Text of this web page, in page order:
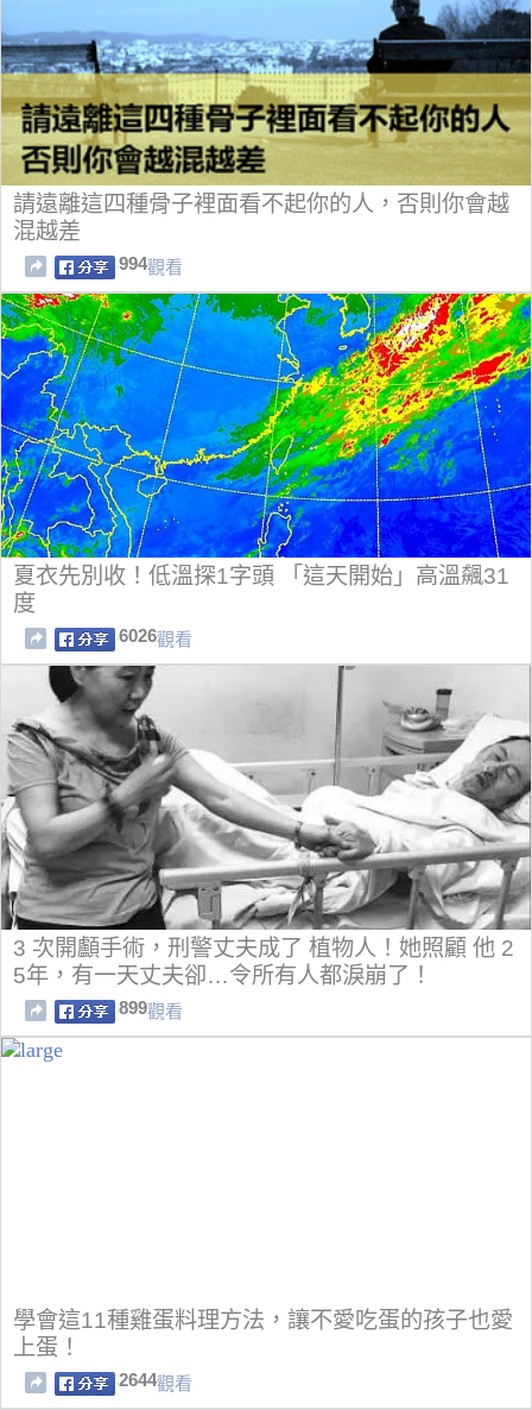
請遠離這四種骨子裡面看不起你的人，否則你會越
混越差
994觀看
夏衣先別收！低溫探1字頭 「這天開始」高溫飆31
度
6026觀看
3 次開顱手術，刑警丈夫成了 植物人！她照顧 他 2
5年，有一天丈夫卻…令所有人都淚崩了！
899觀看
學會這11種雞蛋料理方法，讓不愛吃蛋的孩子也愛
上蛋！
2644觀看